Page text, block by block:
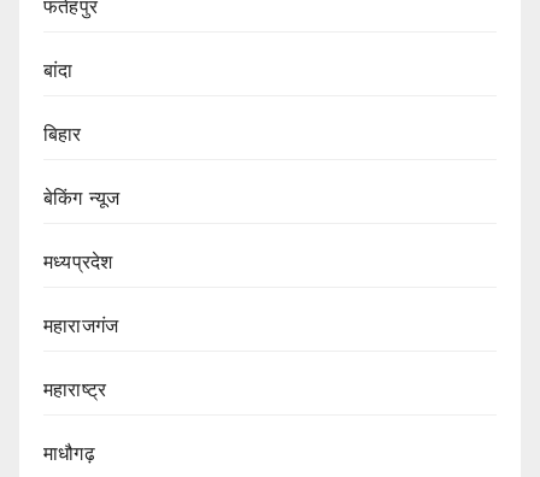
फतेहपुर
बांदा
बिहार
बेकिंग न्यूज
मध्यप्रदेश
महाराजगंज
महाराष्ट्र
माधौगढ़